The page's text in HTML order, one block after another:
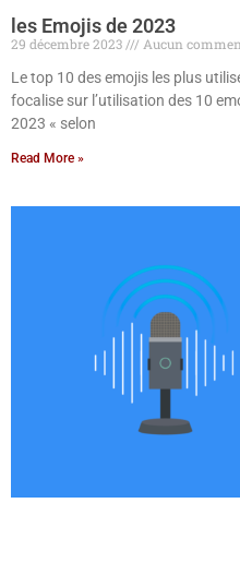
les Emojis de 2023
29 décembre 2023
Aucun
Le top 10 des emojis les plus
focalise sur l’utilisation des 10
2023 « selon
Read More »